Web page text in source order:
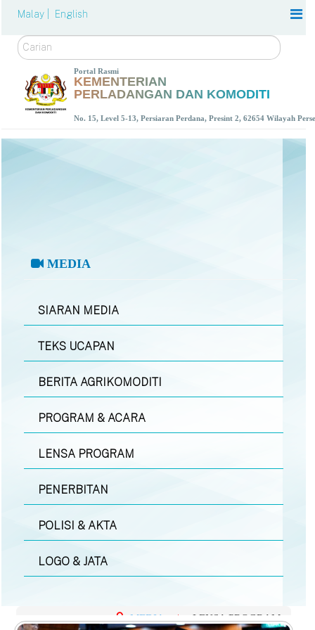
Malay | English
Carian
Portal Rasmi
KEMENTERIAN
PERLADANGAN DAN KOMODITI
No. 15, Level 5-13, Persiaran Perdana, Presint 2, 62654 Wilayah
MEDIA
SIARAN MEDIA
TEKS UCAPAN
BERITA AGRIKOMODITI
PROGRAM & ACARA
LENSA PROGRAM
PENERBITAN
POLISI & AKTA
LOGO & JATA
MEDIA | LENSA PROGRAM